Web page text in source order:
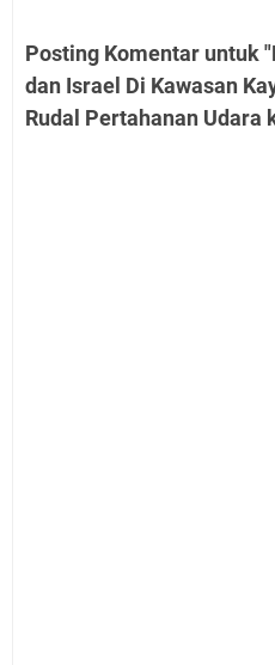
Posting Komentar untuk
dan Israel Di Kawasan
Rudal Pertahanan Udara